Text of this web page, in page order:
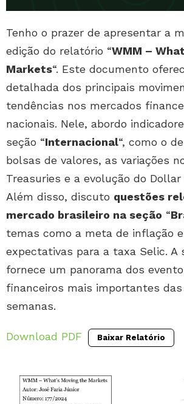
Tenho o prazer de apresentar a
edição do relatório “WMM –
Markets“. Este documento
detalhada dos principais
tendências nos mercados
nacionais. Nele, abordo
seção “Internacional“, como o
bolsas de valores, as variações
Treasuries e a evolução do Dollar
Além disso, discuto questões
mercado brasileiro na seção “
temas como a meta de inflação
expectativas para a taxa Selic. A
fornece um panorama dos
financeiros mais importantes
semanas.
Download PDF Baixar Relatório